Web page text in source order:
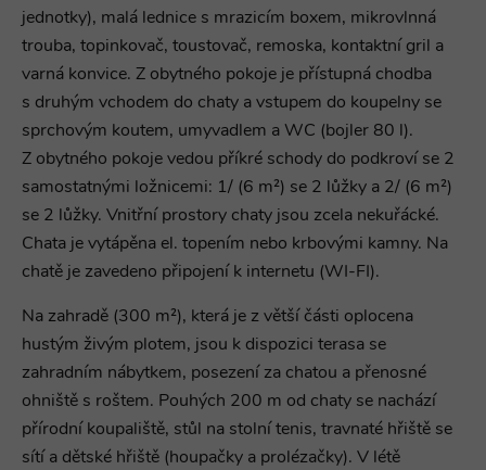
jednotky), malá lednice s mrazicím boxem, mikrovlnná
trouba, topinkovač, toustovač, remoska, kontaktní gril a
varná konvice. Z obytného pokoje je přístupná chodba
s druhým vchodem do chaty a vstupem do koupelny se
sprchovým koutem, umyvadlem a WC (bojler 80 l).
Z obytného pokoje vedou příkré schody do podkroví se 2
samostatnými ložnicemi: 1/ (6 m²) se 2 lůžky a 2/ (6 m²)
se 2 lůžky. Vnitřní prostory chaty jsou zcela nekuřácké.
Chata je vytápěna el. topením nebo krbovými kamny. Na
chatě je zavedeno připojení k internetu (WI-FI).
Na zahradě (300 m²), která je z větší části oplocena
hustým živým plotem, jsou k dispozici terasa se
zahradním nábytkem, posezení za chatou a přenosné
ohniště s roštem. Pouhých 200 m od chaty se nachází
přírodní koupaliště, stůl na stolní tenis, travnaté hřiště se
sítí a dětské hřiště (houpačky a prolézačky). V létě